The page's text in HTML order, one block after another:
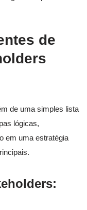
de
de uma simples lista
lógicas,
em uma estratégia